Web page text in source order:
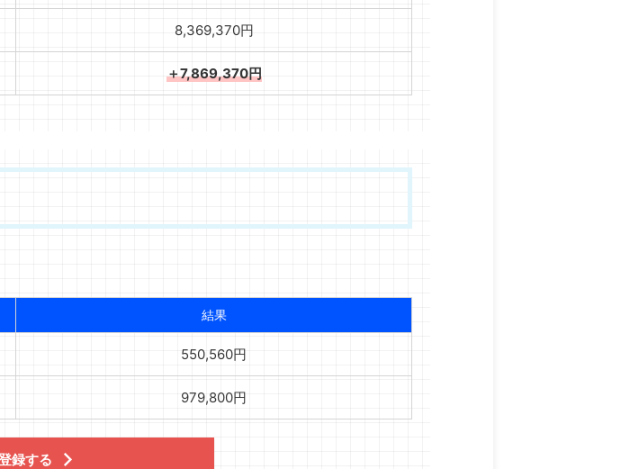
8,369,370円
＋7,869,370円
結果
550,560円
979,800円
録する